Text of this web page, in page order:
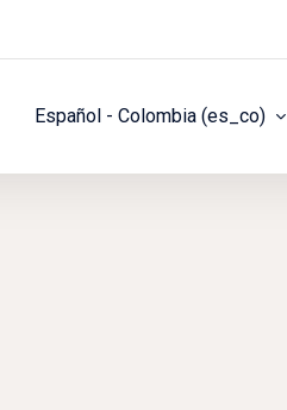
Español - Colombia ‎(es_co)‎